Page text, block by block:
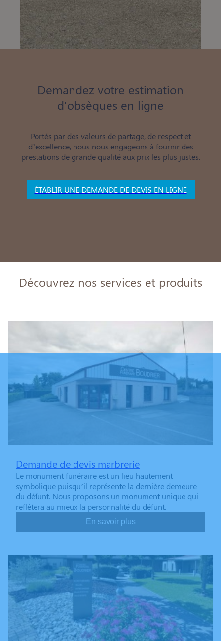
Demandez votre estimation
d'obsèques en ligne
Portés par des valeurs de partage, de respect et
d’excellence, nous nous engageons à fournir des
prestations de grande qualité aux prix les plus justes.
ÉTABLIR UNE DEMANDE DE DEVIS EN LIGNE
Découvrez nos services et produits
Demande de devis marbrerie
Le monument funéraire est un lieu hautement
symbolique puisqu’il représente la dernière demeure
du défunt. Nous proposons un monument unique qui
reflétera au mieux la personnalité du défunt.
En savoir plus